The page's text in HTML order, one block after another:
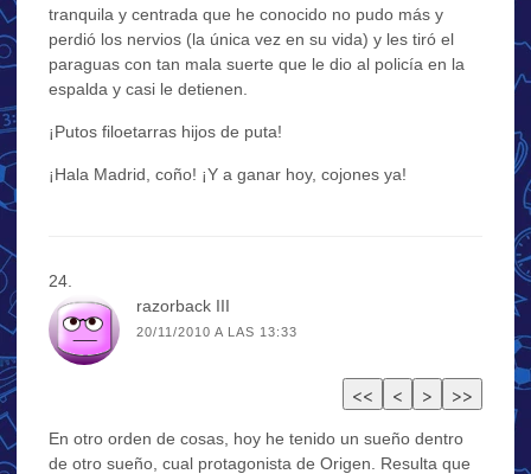
tranquila y centrada que he conocido no pudo más y
perdió los nervios (la única vez en su vida) y les tiró el
paraguas con tan mala suerte que le dio al policía en la
espalda y casi le detienen.
¡Putos filoetarras hijos de puta!
¡Hala Madrid, coño! ¡Y a ganar hoy, cojones ya!
razorback III
20/11/2010 A LAS 13:33
En otro orden de cosas, hoy he tenido un sueño dentro
de otro sueño, cual protagonista de Origen. Resulta que